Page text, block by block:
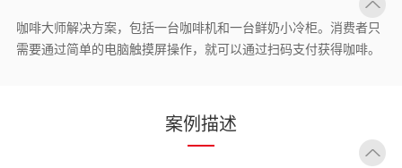
咖啡大师解决方案，包括一台咖啡机和一台鲜奶小冷柜。消费者只
需要通过简单的电脑触摸屏操作，就可以通过扫码支付获得咖啡。
案例描述